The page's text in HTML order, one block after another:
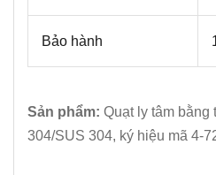
Bảo hành
Sản phẩm: Quạt ly tâm bằng
304/SUS 304, ký hiệu mã 4-